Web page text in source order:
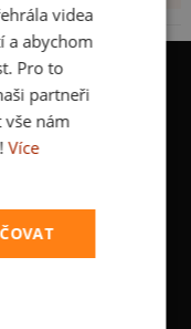
videa
a abychom
Pro to
partneři
nám
Více